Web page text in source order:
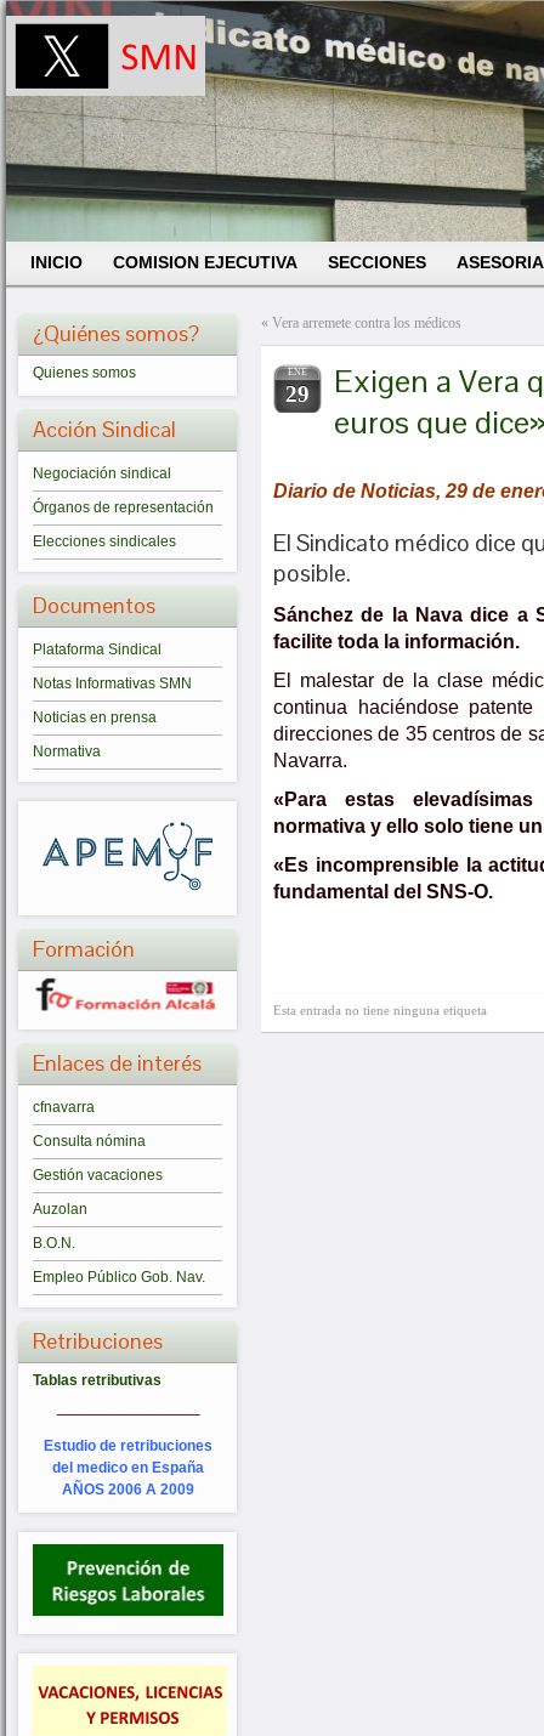
INICIO COMISION EJECUTIVA SECCIONES
¿Quiénes somos?
Quienes somos
Acción Sindical
Negociación sindical
Órganos de representación
Elecciones sindicales
Documentos
Plataforma Sindical
Notas Informativas SMN
Noticias en prensa
Normativa
Formación
Enlaces de interés
cfnavarra
Consulta nómina
Gestión vacaciones
Auzolan
B.O.N.
Empleo Público Gob. Nav.
Retribuciones
Tablas retributivas
Estudio de retribuciones
del medico en España
AÑOS 2006 A 2009
« Vera arremete contra los médicos
ENE
29
Exigen a Vera
euros que
Diario de Noticias, 29 de
El Sindicato médico dice
posible.
Sánchez de la Nava dice a
facilite toda la información.
El malestar de la clase
continua haciéndose
direcciones de 35 centros de
Navarra.
«Para estas
normativa y ello solo tiene
«Es incomprensible la
fundamental del SNS-O.
Esta entrada no tiene ninguna etiqueta